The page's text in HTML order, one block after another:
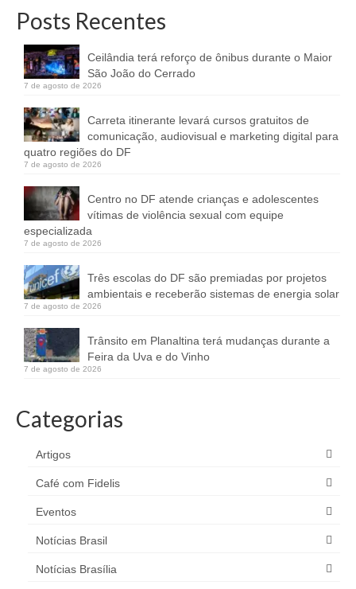
Posts Recentes
Ceilândia terá reforço de ônibus durante o Maior
São João do Cerrado
7 de agosto de 2026
Carreta itinerante levará cursos gratuitos de
comunicação, audiovisual e marketing digital para
quatro regiões do DF
7 de agosto de 2026
Centro no DF atende crianças e adolescentes
vítimas de violência sexual com equipe
especializada
7 de agosto de 2026
Três escolas do DF são premiadas por projetos
ambientais e receberão sistemas de energia solar
7 de agosto de 2026
Trânsito em Planaltina terá mudanças durante a
Feira da Uva e do Vinho
7 de agosto de 2026
Categorias
Artigos
Café com Fidelis
Eventos
Notícias Brasil
Notícias Brasília